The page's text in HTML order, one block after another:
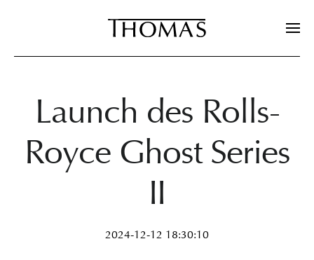
Zum Hauptinhalt springen
Launch des Rolls-
Royce Ghost Series
II
2024-12-12 18:30:10